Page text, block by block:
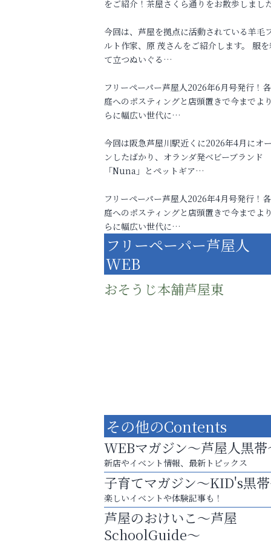
をご紹介！茶屋さくら通りをお散歩しまし
今回は、芦屋を拠点に活動されている羊毛
ルト作家、原 茂さんをご紹介します。 服を
て立つぬいぐる…
フリーペーパー芦屋人2026年6月号発行！
庭へのポスティングと店頭置きで今までよ
らに幅広い世代に…
今回は阪急芦屋川駅近くに2026年4月にオ
ンしたばかり、オランダ発ベビーブランド
「Nuna」とペットギア…
フリーペーパー芦屋人2026年4月号発行！
庭へのポスティングと店頭置きで今までよ
らに幅広い世代に…
フリーペーパー芦屋人
WEB
おそうじ本舗芦屋東
梅雨でカビが繁殖する前に！
エアコン掃除は“今”が最適
Y-SPIRAL（ワイスパイラル
その他のContents
WEBマガジン～芦屋人黒帯
新店やイベント情報、最新トピックス
子育てマガジン～KID's黒
楽しいイベントや体験記事も！
芦屋のおけいこ～芦屋
SchoolGuide～